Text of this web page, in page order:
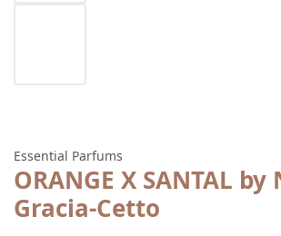
Essential Parfums
ORANGE X SANTAL
Gracia-Cetto